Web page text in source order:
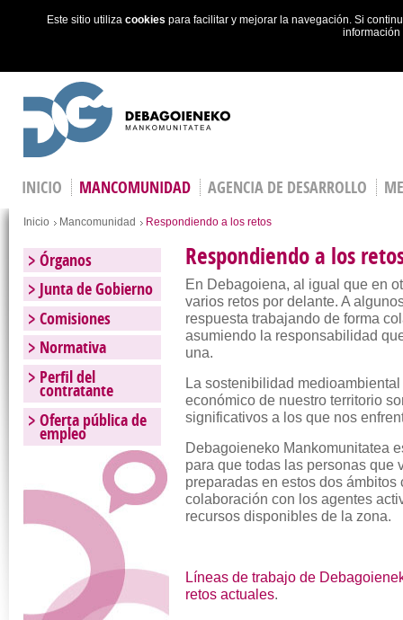
Este sitio utiliza cookies para facilitar y mejorar la navegación. Si
INICIO MANCOMUNIDAD AGENCIA DE DESARROLLO
You are here
Inicio Mancomunidad Respondiendo a los retos
Respondiendo a los
En Debagoiena, al igual que en
varios retos por delante. A
respuesta trabajando de forma
asumiendo la responsabilidad
una.
La sostenibilidad
económico de nuestro territorio
significativos a los que nos
Debagoieneko Mankomunitatea
para que todas las personas que
preparadas en estos dos
colaboración con los agentes
recursos disponibles de la zona.
Líneas de trabajo de
retos actuales.
Órganos
Junta de Gobierno
Comisiones
Normativa
Perfil del
contratante
Oferta pública de
empleo